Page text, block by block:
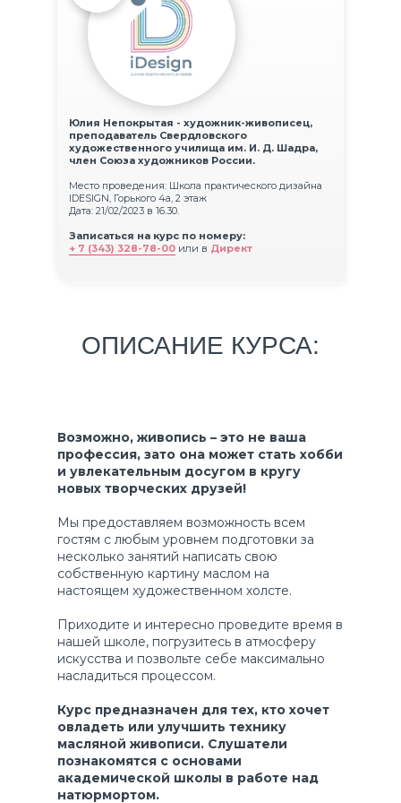
Юлия Непокрытая - художник-живописец,
преподаватель Свердловского
художественного училища им. И. Д. Шадра,
член Союза художников России.
Место проведения: Школа практического дизайна
IDESIGN, Горького 4а, 2 этаж
Дата: 21/02/2023 в 16.30.
Записаться на курс по номеру:
+ 7 (343) 328-78-00 или в Директ
ОПИСАНИЕ КУРСА:
Возможно, живопись – это не ваша
профессия, зато она может стать хобби
и увлекательным досугом в кругу
новых творческих друзей!
Мы предоставляем возможность всем
гостям с любым уровнем подготовки за
несколько занятий написать свою
собственную картину маслом на
настоящем художественном холсте.
Приходите и интересно проведите время в
нашей школе, погрузитесь в атмосферу
искусства и позвольте себе максимально
насладиться процессом.
Курс предназначен для тех, кто хочет
овладеть или улучшить технику
масляной живописи. Слушатели
познакомятся с основами
академической школы в работе над
натюрмортом.